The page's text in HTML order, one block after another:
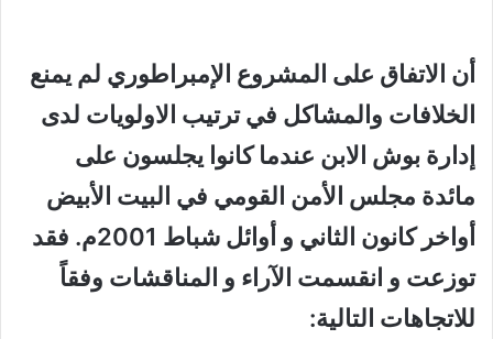
أن الاتفاق على المشروع الإمبراطوري لم يمنع
الخلافات والمشاكل في ترتيب الاولويات لدى
إدارة بوش الابن عندما كانوا يجلسون على
مائدة مجلس الأمن القومي في البيت الأبيض
أواخر كانون الثاني و أوائل شباط 2001م. فقد
توزعت و انقسمت الآراء و المناقشات وفقاً
للاتجاهات التالية: